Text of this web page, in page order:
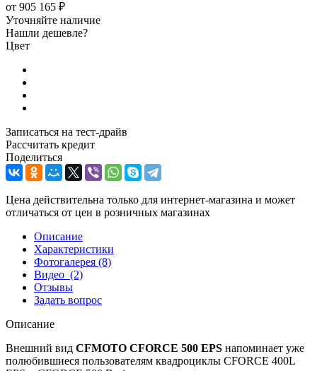
от 905 165 ₽
Уточняйте наличие
Нашли дешевле?
Цвет
Записаться на тест-драйв
Рассчитать кредит
Поделиться
Цена действительна только для интернет-магазина и может
отличаться от цен в розничных магазинах
Описание
Характеристики
Фотогалерея (8)
Видео (2)
Отзывы
Задать вопрос
Описание
Внешний вид CFMOTO CFORCE 500 EPS напоминает уже
полюбившиеся пользователям квадроциклы CFORCE 400L